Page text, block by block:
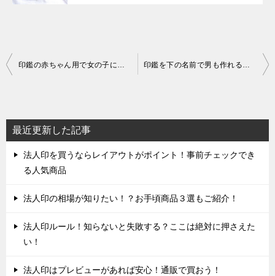
投
ビ
ゲ
ー
ョ
印鑑の赤ちゃん用で女の子に贈るおすすめ品は？おしゃれでかわいい 印鑑を下の名前で男も作れるの？銀行印や実印にできる？
最近更新した記事
法人印を買うならレイアウトがポイント！事前チェックでき
る人気商品
法人印の相場が知りたい！？お手頃商品３選もご紹介！
法人印ルール！知らないと失敗する？ここは絶対に押さえた
い！
法人印はプレビューがあれば安心！通販で買おう！